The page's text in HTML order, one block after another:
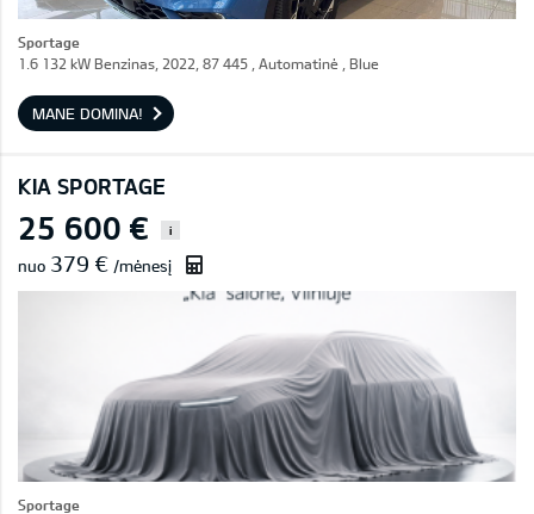
Sportage
1.6 132 kW Benzinas, 2022, 87 445 , Automatinė , Blue
MANE DOMINA!
KIA SPORTAGE
25 600 € i
nuo 379 € /mėnesį
Sportage